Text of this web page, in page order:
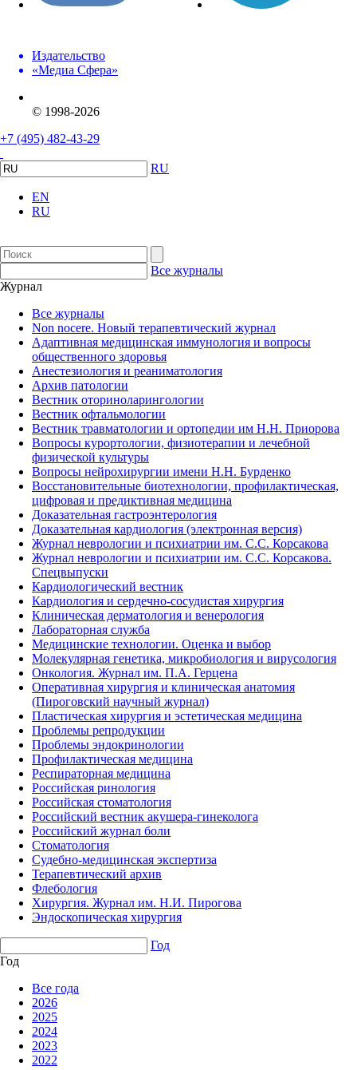
Издательство
«Медиа Сфера»
© 1998-2026
+7 (495) 482-43-29
RU
EN
RU
Все журналы
Журнал
Все журналы
Non nocere. Новый терапевтический журнал
Адаптивная медицинская иммунология и вопросы
общественного здоровья
Анестезиология и реаниматология
Архив патологии
Вестник оториноларингологии
Вестник офтальмологии
Вестник травматологии и ортопедии им Н.Н. Приорова
Вопросы курортологии, физиотерапии и лечебной
физической культуры
Вопросы нейрохирургии имени Н.Н. Бурденко
Восстановительные биотехнологии, профилактическая,
цифровая и предиктивная медицина
Доказательная гастроэнтерология
Доказательная кардиология (электронная версия)
Журнал неврологии и психиатрии им. С.С. Корсакова
Журнал неврологии и психиатрии им. С.С. Корсакова.
Спецвыпуски
Кардиологический вестник
Кардиология и сердечно-сосудистая хирургия
Клиническая дерматология и венерология
Лабораторная служба
Медицинские технологии. Оценка и выбор
Молекулярная генетика, микробиология и вирусология
Онкология. Журнал им. П.А. Герцена
Оперативная хирургия и клиническая анатомия
(Пироговский научный журнал)
Пластическая хирургия и эстетическая медицина
Проблемы репродукции
Проблемы эндокринологии
Профилактическая медицина
Респираторная медицина
Российская ринология
Российская стоматология
Российский вестник акушера-гинеколога
Российский журнал боли
Стоматология
Судебно-медицинская экспертиза
Терапевтический архив
Флебология
Хирургия. Журнал им. Н.И. Пирогова
Эндоскопическая хирургия
Год
Год
Все года
2026
2025
2024
2023
2022